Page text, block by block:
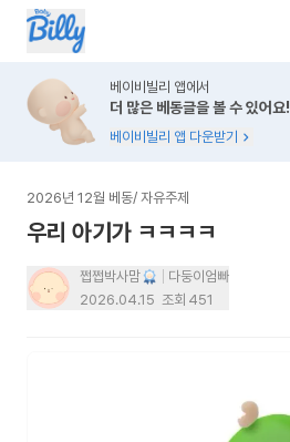
베이비빌리 앱에서
더 많은 베동글을 볼 수 있어요!
베이비빌리 앱 다운받기
2026년 12월 베동/ 자유주제
우리 아기가 ㅋㅋㅋㅋ
쩝쩝박사맘
다둥이엄빠
2026.04.15 조회 451